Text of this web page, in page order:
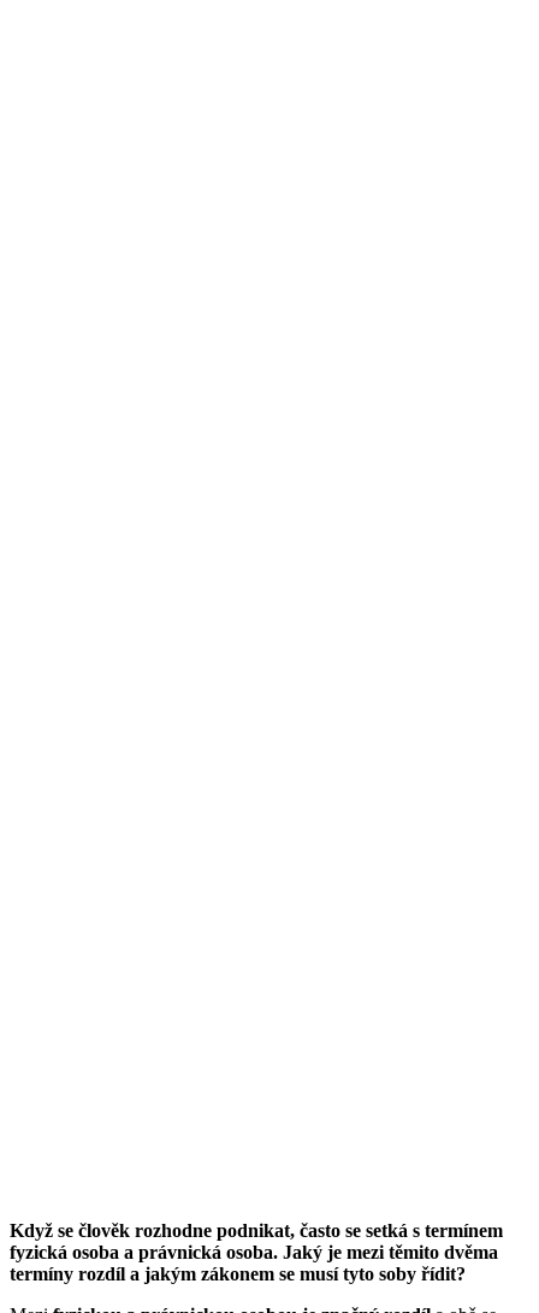
Když se člověk rozhodne podnikat, často se setká s termínem
fyzická osoba a právnická osoba. Jaký je mezi těmito dvěma
termíny rozdíl a jakým zákonem se musí tyto soby řídit?